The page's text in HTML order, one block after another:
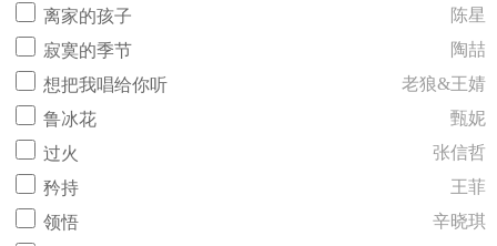
离家的孩子
陈星
寂寞的季节
陶喆
想把我唱给你听
老狼&王婧
鲁冰花
甄妮
过火
张信哲
矜持
王菲
领悟
辛晓琪